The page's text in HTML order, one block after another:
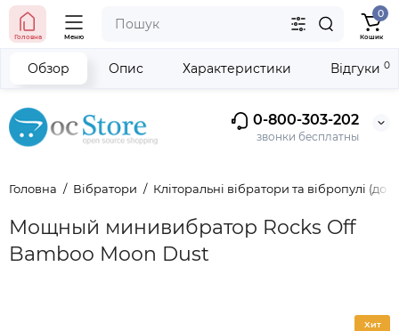
0-800-303-202
звонки бесплатны
Головна Меню
0
Кошик
Головна Вібратори Кліторальні вібратори та вібропулі (до
Мощный минивибратор Rocks Off
Bamboo Moon Dust
Обзор Опис Характеристики Відгуки 0
Хит